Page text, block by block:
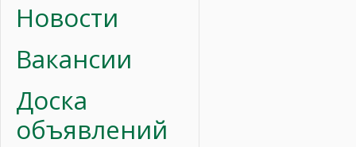
Новости
Вакансии
Доска
объявлений